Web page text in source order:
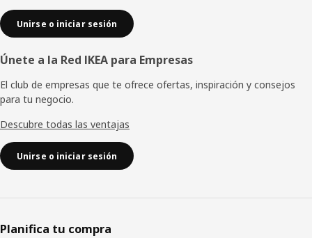
Unirse o iniciar sesión
Únete a la Red IKEA para Empresas
El club de empresas que te ofrece ofertas, inspiración y consejos
para tu negocio.
Descubre todas las ventajas
Unirse o iniciar sesión
Planifica tu compra